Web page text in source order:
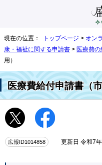
現在の位置： トップページ > オン
康・福祉に関する申請書 > 医療費の
用）
医療費給付申請書（
広報ID1014858 更新日 令和7年